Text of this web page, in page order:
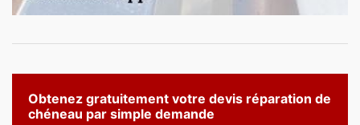
Obtenez gratuitement votre devis réparation de
chéneau par simple demande